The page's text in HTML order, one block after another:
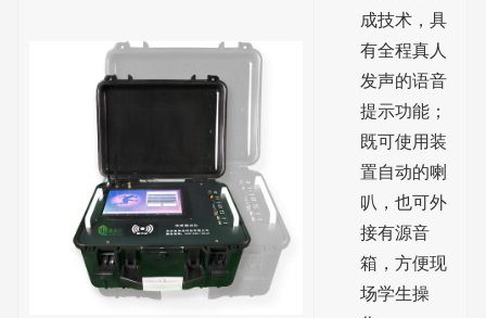
成技术，具
有全程真人
发声的语音
提示功能；
既可使用装
置自动的喇
叭，也可外
接有源音
箱，方便现
场学生操